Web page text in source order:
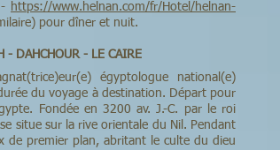
https://www.helnan.com/fr/Hotel/helnan-
pour dîner et nuit.
DAHCHOUR - LE CAIRE
égyptologue national(e)
du voyage à destination. Départ pour
Fondée en 3200 av. J.-C. par le roi
situe sur la rive orientale du Nil. Pendant
de premier plan, abritant le culte du dieu